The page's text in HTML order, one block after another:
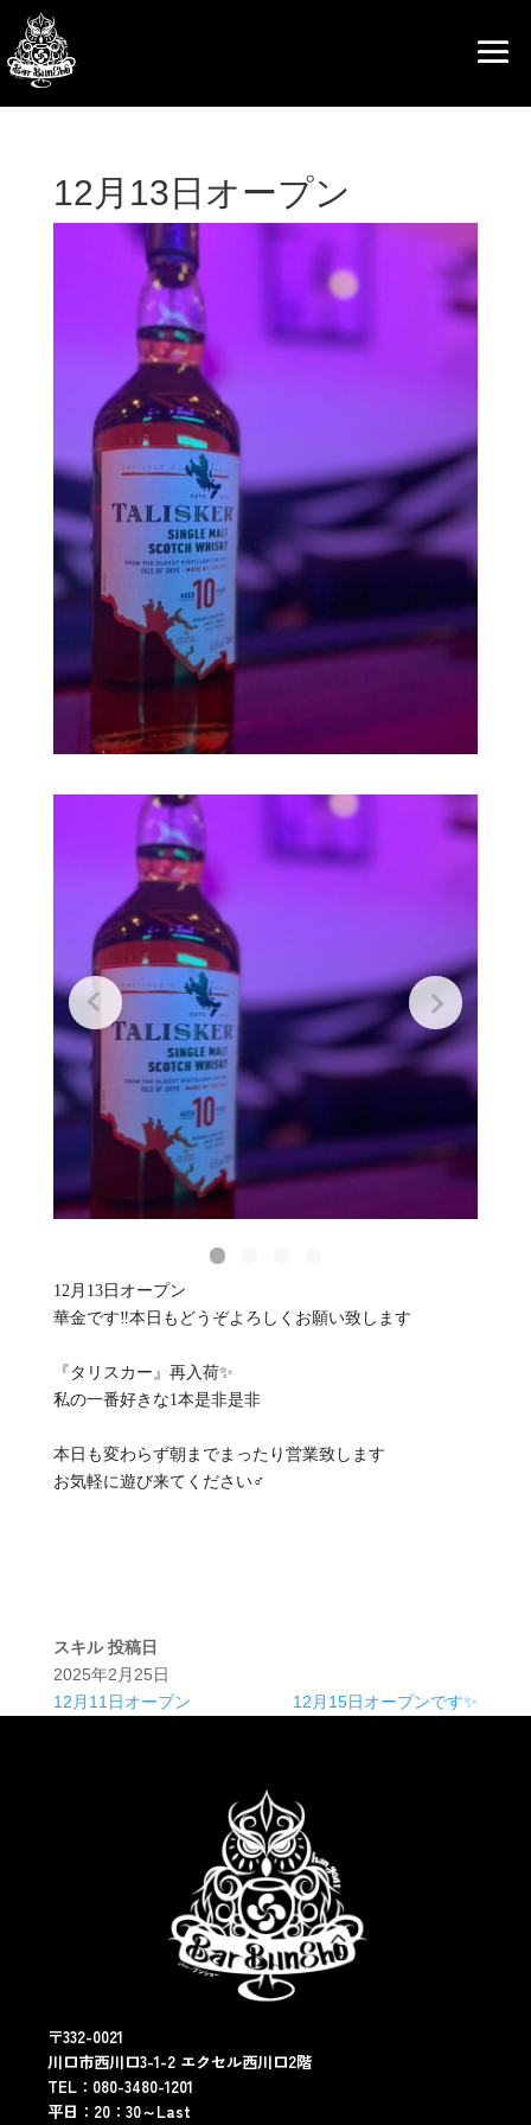
12月13日オープン
12月13日オープン
華金です‼️本日もどうぞよろしくお願い致します
『タリスカー』再入荷✨
私の一番好きな1本是非是非
本日も変わらず朝までまったり営業致します
お気軽に遊び来てください‍♂️
スキル 投稿日
2025年2月25日
12月11日オープン
12月15日オープンです✨
〒332-0021
川口市西川口3-1-2 エクセル西川口2階
TEL：080-3480-1201
平日：20：30～Last